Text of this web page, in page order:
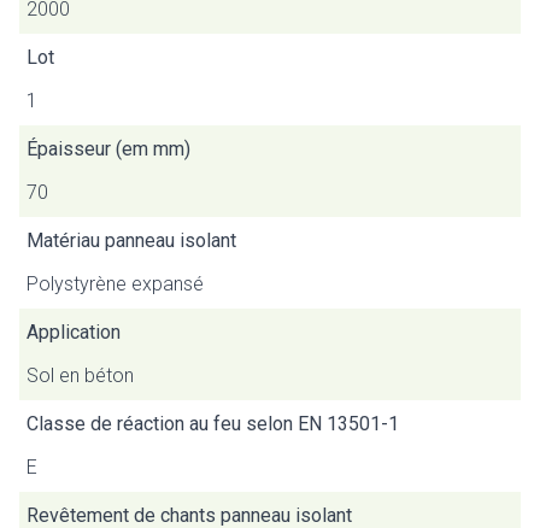
2000
Lot
1
Épaisseur (em mm)
70
Matériau panneau isolant
Polystyrène expansé
Application
Sol en béton
Classe de réaction au feu selon EN 13501-1
E
Revêtement de chants panneau isolant